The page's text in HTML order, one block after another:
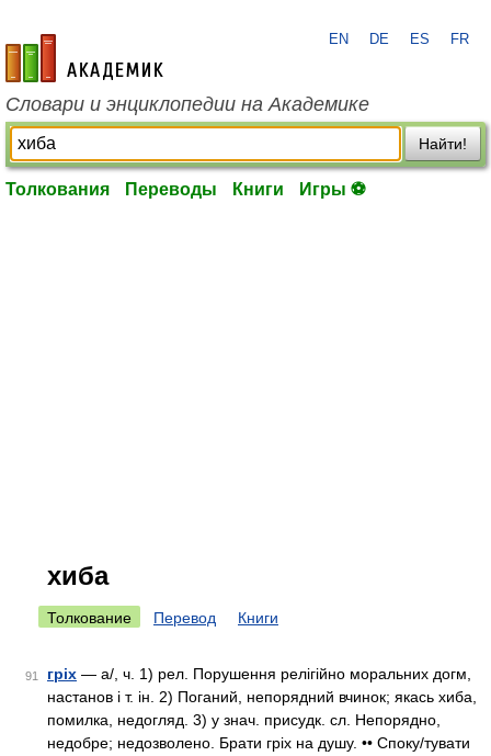
academic.ru
EN DE ES FR
Словари и энциклопедии на Академике
Найти!
Толкования Переводы Книги Игры ⚽
хиба
Толкование Перевод Книги
91 гріх — а/, ч. 1) рел. Порушення релігійно моральних догм,
настанов і т. ін. 2) Поганий, непорядний вчинок; якась хиба,
помилка, недогляд. 3) у знач. присудк. сл. Непорядно,
недобре; недозволено. Брати гріх на душу. •• Споку/тувати